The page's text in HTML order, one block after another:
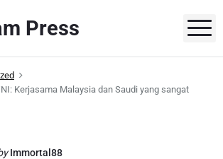
Press
Kerjasama Malaysia dan Saudi yang sangat
Immortal88